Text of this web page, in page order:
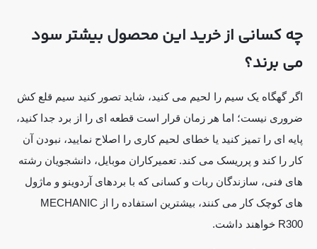
چه کسانی از خرید این محصول بیشتر سود
می برند؟
اگر گهگاه یک سیم را لحیم می کنید، شاید تصور کنید سیم قلع کش
ضروری نیست؛ اما هر زمان قرار است قطعه ای را از برد جدا کنید،
پایه ای را تمیز کنید یا خطای لحیم کاری را اصلاح نمایید، نبودن آن
کار را کند و پرریسک می کند. تعمیرکاران موبایل، دانشجویان رشته
های فنی، سازندگان ربات و کسانی که با بردهای آردوینو و ماژول
های کوچک کار می کنند، بیشترین استفاده را از MECHANIC
R300 خواهند داشت.